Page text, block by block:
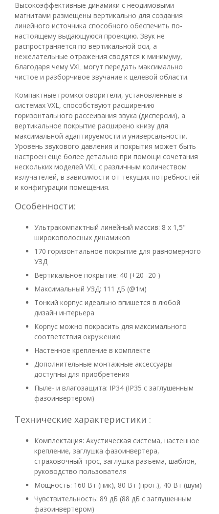
Высокоэффективные динамики с неодимовыми
магнитами размещены вертикально для создания
линейного источника способного обеспечить по-
настоящему выдающуюся проекцию. Звук не
распространяется по вертикальной оси, а
нежелательные отражения сводятся к минимуму,
благодаря чему VXL могут передать максимально
чистое и разборчивое звучание к целевой области.
Компактные громкоговорители, установленные в
системах VXL, способствуют расширению
горизонтального рассеивания звука (дисперсии), а
вертикальное покрытие расширено книзу для
максимальной адаптируемости и универсальности.
Уровень звукового давления и покрытия может быть
настроен еще более детально при помощи сочетания
нескольких моделей VXL с различным количеством
излучателей, в зависимости от текущих потребностей
и конфигурации помещения.
Особенности:
Ультракомпактный линейный массив: 8 х 1,5"
широкополосных динамиков
170 горизонтальное покрытие для равномерного
УЗД
Вертикальное покрытие: 40 (+20 -20 )
Максимальный УЗД: 111 дБ (@1м)
Тонкий корпус идеально впишется в любой
дизайн интерьера
Корпус можно покрасить для максимального
соответствия окружению
Настенное крепление в комплекте
Дополнительные монтажные аксессуары
доступны для приобретения
Пыле- и влагозащита: IP34 (IP35 с заглушенным
фазоинвертером)
Технические характеристики :
Комплектация: Акустическая система, настенное
крепление, заглушка фазоинвертера,
страховочный трос, заглушка разъема, шаблон,
руководство пользователя
Мощность: 160 Вт (пик), 80 Вт (прог.), 40 Вт (шум)
Чувствительность: 89 дБ (88 дБ с заглушенным
фазоинвертером)